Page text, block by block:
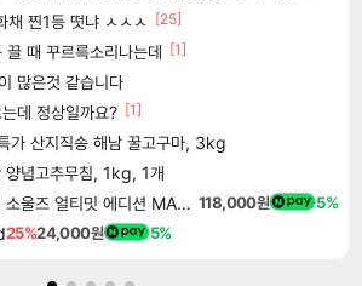
채 찐1등 떳냐 ㅅㅅㅅ [25]
끌 때 꾸르륵소리나는데 [1]
많은것 같습니다
데 정상일까요? [1]
가 산지직송 해남 꿀고구마, 3kg
념고추무침, 1kg, 1개
마블 투혼 파이팅 소울즈 얼티밋 에디션 MARVEL Tokon Fighting Souls Ultimate Edition 118,000원 5%
25%24,000원 5%